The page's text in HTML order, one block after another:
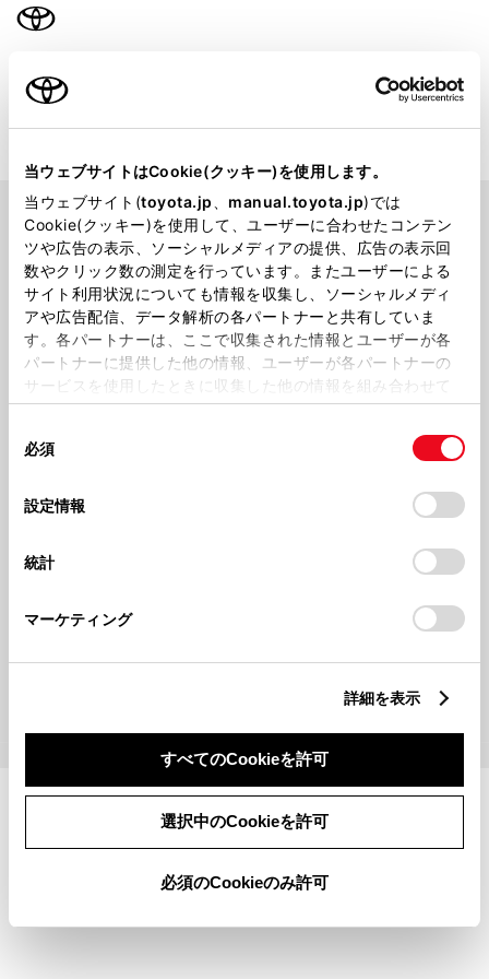
当ウェブサイトはCookie(クッキー)を使用します。
当ウェブサイト(toyota.jp manual.toyota.jp)では
Cookie(クッキー)を使用して、ユーザーに合わせたコンテン
ツや広告の表示、ソーシャルメディアの提供、広告の表示回
数やクリック数の測定を行っています。またユーザーによる
サイト利用状況についても情報を収集し、ソーシャルメディ
アや広告配信、データ解析の各パートナーと共有していま
す。各パートナーは、ここで収集された情報とユーザーが各
パートナーに提供した他の情報、ユーザーが各パートナーの
サービスを使用したときに収集した他の情報を組み合わせて
使用することがあります。当ウェブサイトの使用を続行する
デバイスにすべてのCookie(クッキー)が保存されることに同
意したことになります。Cookie(クッキー)のオプトアウト、
設定の変更、同意を撤回したりするにあたっては、当社の
「Cookie（クッキー）情報の取り扱いについて
」をご覧くだ
必須
設定情報
統計
マーケティング
詳細を表示
すべてのCookieを許可
選択中のCookieを許可
必須のCookieのみ許可
ノア サイドリフトアップチルトシート
車
お問い合わせについ
て
生産年月
2022年01月～
取扱説明書一覧
©1995-2026 TOYOTA MOTOR CORPORATION. ALL RIGHTS RESERVED.